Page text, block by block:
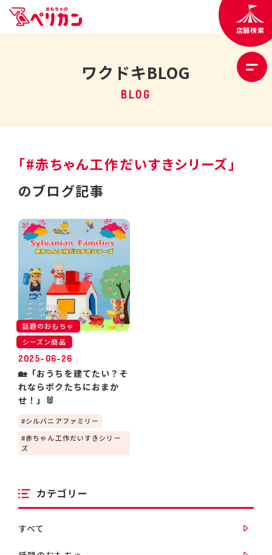
店舗検索
ワクドキBLOG
BLOG
「#赤ちゃん工作だいすきシリーズ」
のブログ記事
話題のおもちゃ
シーズン商品
2025-06-26
🏡「おうちを建てたい？そ
れならボクたちにおまか
せ！」🐰
シルバニアファミリー
赤ちゃん工作だいすきシリー
ズ
カテゴリー
すべて